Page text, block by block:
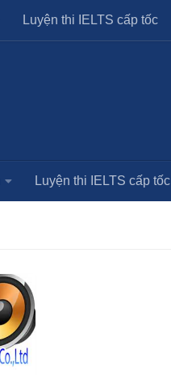
Luyện thi IELTS cấp tốc
Luyện thi IELTS cấp tốc